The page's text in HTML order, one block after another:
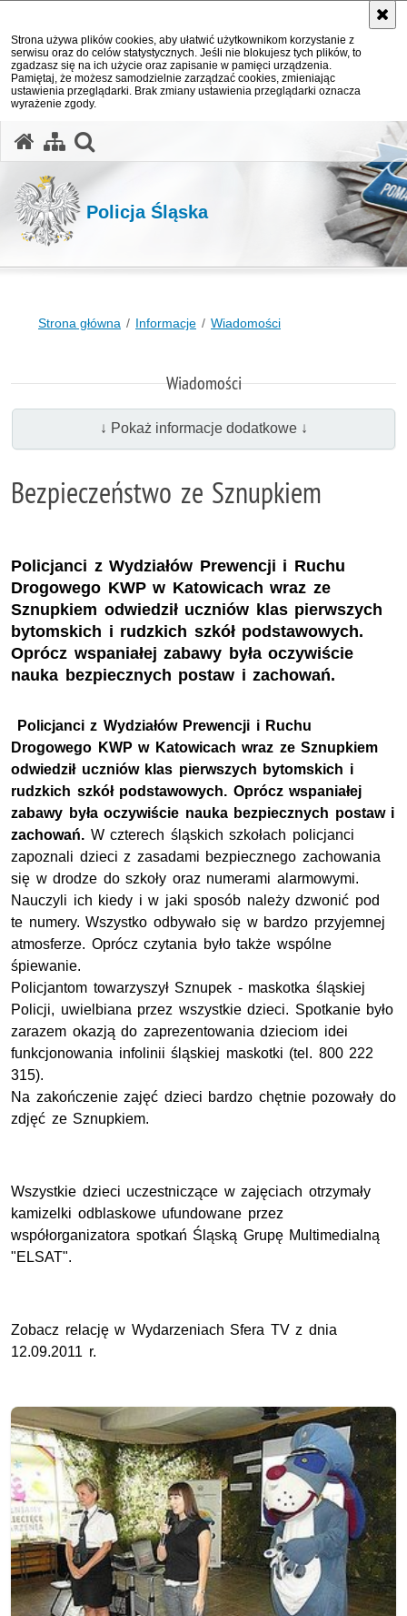
Strona używa plików cookies, aby ułatwić użytkownikom korzystanie z
serwisu oraz do celów statystycznych. Jeśli nie blokujesz tych plików, to
zgadzasz się na ich użycie oraz zapisanie w pamięci urządzenia.
Pamiętaj, że możesz samodzielnie zarządzać cookies, zmieniając
ustawienia przeglądarki. Brak zmiany ustawienia przeglądarki oznacza
wyrażenie zgody.
Policja Śląska
Strona główna Informacje Wiadomości
Wiadomości
↓ Pokaż informacje dodatkowe ↓
Bezpieczeństwo ze Sznupkiem
Policjanci z Wydziałów Prewencji i Ruchu
Drogowego KWP w Katowicach wraz ze
Sznupkiem odwiedził uczniów klas pierwszych
bytomskich i rudzkich szkół podstawowych.
Oprócz wspaniałej zabawy była oczywiście
nauka bezpiecznych postaw i zachowań.
Policjanci z Wydziałów Prewencji i Ruchu
Drogowego KWP w Katowicach wraz ze Sznupkiem
odwiedził uczniów klas pierwszych bytomskich i
rudzkich szkół podstawowych. Oprócz wspaniałej
zabawy była oczywiście nauka bezpiecznych postaw i
zachowań. W czterech śląskich szkołach policjanci
zapoznali dzieci z zasadami bezpiecznego zachowania
się w drodze do szkoły oraz numerami alarmowymi.
Nauczyli ich kiedy i w jaki sposób należy dzwonić pod
te numery. Wszystko odbywało się w bardzo przyjemnej
atmosferze. Oprócz czytania było także wspólne
śpiewanie.
Policjantom towarzyszył Sznupek - maskotka śląskiej
Policji, uwielbiana przez wszystkie dzieci. Spotkanie było
zarazem okazją do zaprezentowania dzieciom idei
funkcjonowania infolinii śląskiej maskotki (tel. 800 222
315).
Na zakończenie zajęć dzieci bardzo chętnie pozowały do
zdjęć ze Sznupkiem.
Wszystkie dzieci uczestniczące w zajęciach otrzymały
kamizelki odblaskowe ufundowane przez
współorganizatora spotkań Śląską Grupę Multimedialną
"ELSAT".
Zobacz relację w Wydarzeniach Sfera TV z dnia
12.09.2011 r.